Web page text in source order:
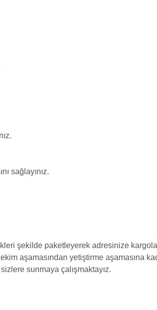
sağlayınız.
şekilde paketleyerek adresinize
aşamasından yetiştirme aşamasına
sunmaya çalışmaktayız.